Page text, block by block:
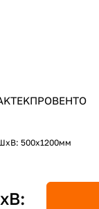
ПРОВЕНТО
500х1200мм